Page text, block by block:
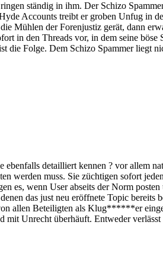
ständig in ihm. Der Schizo
Accounts treibt er groben Unfug in
Mühlen der Forenjustiz gerät, dann
in den Threads vor, in dem seine böse
die Folge. Dem Schizo Spammer liegt
ebenfalls detailliert kennen ? vor allem
werden muss. Sie züchtigen sofort
es, wenn User abseits der Norm
das just neu eröffnete Topic bereits
allen Beteiligten als Klug******er
Unrecht überhäuft. Entweder verlässt